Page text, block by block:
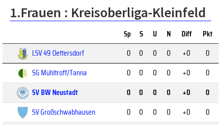
1.Frauen : Kreisoberliga-Kleinfeld
Sp S U N Diff
Pkt
LSV 49 Oettersdorf
0 0 0 0 +0
0
SG Mühltroff/Tanna
0 0 0 0 +0
0
SV BW Neustadt
0 0 0 0 +0
0
SV Großschwabhausen
0 0 0 0 +0
0